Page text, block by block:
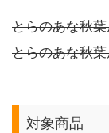
とらのあな秋
とらのあな秋
対象商品